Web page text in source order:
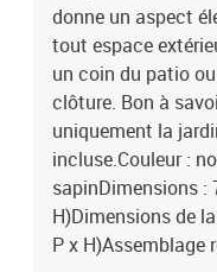
donne un aspect
tout espace
un coin du patio
clôture. Bon à
uniquement la
incluse.Couleur :
sapinDimensions :
H)Dimensions de
P x H)Assemblage